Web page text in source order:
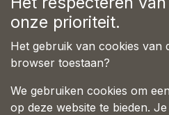
Aucun
onze prioriteit.
Het gebruik van cookies van
browser toestaan?
We gebruiken cookies om
op deze website te bieden.